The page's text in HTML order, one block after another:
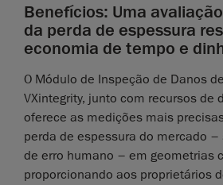
Benefícios: Uma
da perda de espessura
economia de tempo e
O Módulo de Inspeção de Danos
VXintegrity, junto com recursos de
oferece as medições mais
perda de espessura do mercado
de erro humano – em geometrias
proporcionando aos proprietários